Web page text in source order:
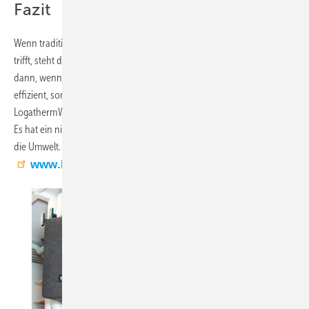
Fazit
Wenn traditionelle Bauweise auf moderne Wärmepumpentechnik
trifft, steht dem Wohlfühlen kaum noch etwas im Wege. Überhaupt
dann, wenn das mit einem COP von bis zu 4,85 (A 7 / W 35) nicht nur
effizient, sondern auch nachhaltig erfolgt: Denn die Wärmepumpe
Logatherm WLW186i AR nutzt das natürliche Kältemittel R 290 (Propan).
Es hat ein niedriges Treibhauspotenzial (GWP) von 3 und schont so
die Umwelt.
www.buderus.de